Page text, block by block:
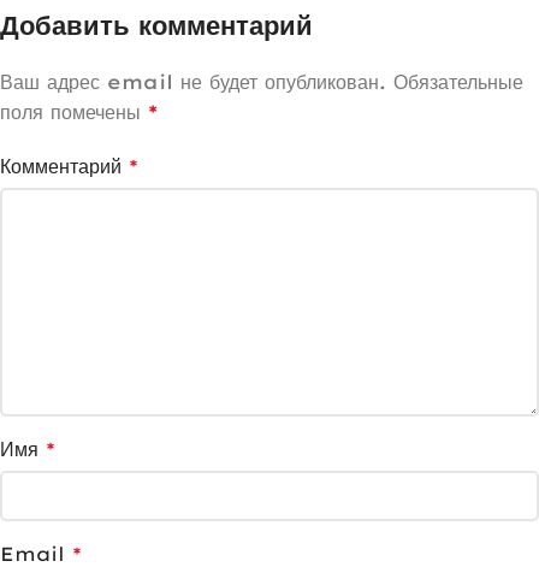
Добавить комментарий
Ваш адрес email не будет опубликован. Обязательные
поля помечены *
Комментарий *
Имя *
Email *